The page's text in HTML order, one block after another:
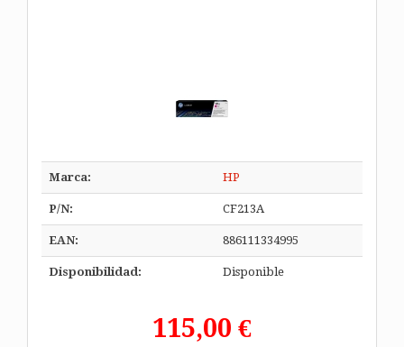
Marca: HP
P/N: CF213A
EAN: 886111334995
Disponibilidad: Disponible
115,00 €